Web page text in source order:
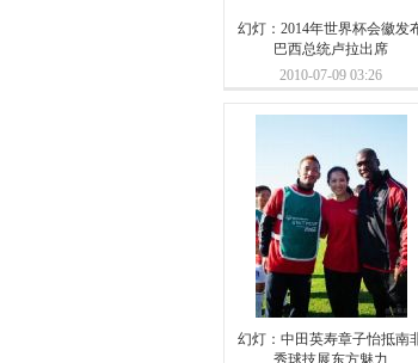
幻灯：2014年世界杯会徽发
巴西总统卢拉出席
2010-07-09 03:26
幻灯：中田英寿章子怡抵南
秀球技展东方魅力